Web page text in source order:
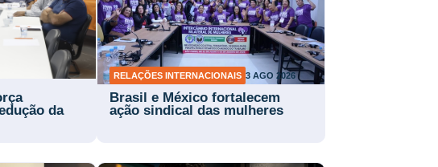
da
RELAÇÕES INTERNACIONAIS 3 AGO 2026
Brasil e México fortalecem
ação sindical das mulheres